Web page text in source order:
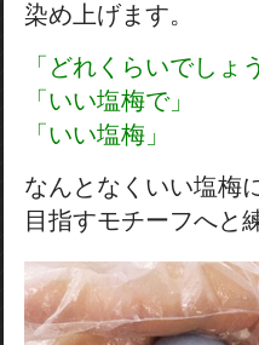
染め上げます。
「どれくらいでしょ
「いい塩梅で」
「いい塩梅」
なんとなくいい塩梅
目指すモチーフへと